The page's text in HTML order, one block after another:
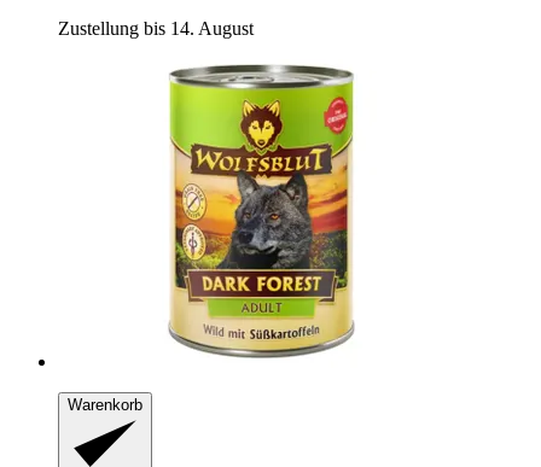
Zustellung bis 14. August
Warenkorb